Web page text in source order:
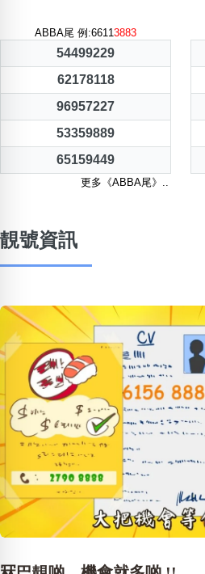
ABBA尾 例:66113883
54499229
62178118
96957227
53359889
65159449
更多《ABBA尾》..
靚號資訊